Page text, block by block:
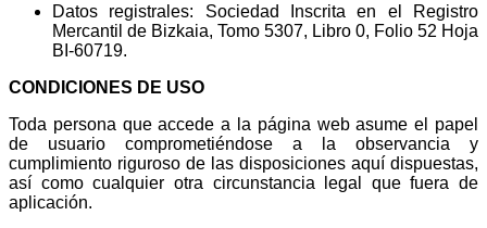
Datos registrales: Sociedad Inscrita en el Registro
Mercantil de Bizkaia, Tomo 5307, Libro 0, Folio 52 Hoja
BI-60719.
CONDICIONES DE USO
Toda persona que accede a la página web asume el papel
de usuario comprometiéndose a la observancia y
cumplimiento riguroso de las disposiciones aquí dispuestas,
así como cualquier otra circunstancia legal que fuera de
aplicación.